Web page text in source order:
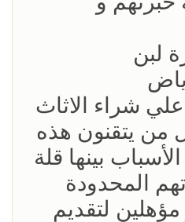
لبن
شراء الاثاث
من يتقنون هذه
بينها قلة
المحدودة
مؤهلين لتقديم